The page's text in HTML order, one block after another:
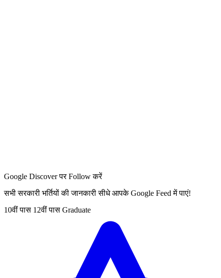
Google Discover पर Follow करें
सभी सरकारी भर्तियों की जानकारी सीधे आपके Google Feed में पाएं!
10वीं पास 12वीं पास Graduate